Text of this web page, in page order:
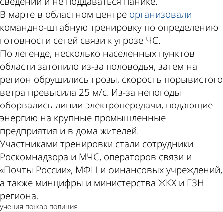
В марте в областном центре организовали
командно-штабную тренировку по определению
готовности сетей связи к угрозе ЧС.
По легенде, несколько населенных пунктов
области затопило из-за половодья, затем на
регион обрушились грозы, скорость порывистого
ветра превысила 25 м/с. Из-за непогоды
оборвались линии электропередачи, подающие
энергию на крупные промышленные
предприятия и в дома жителей.
Участниками тренировки стали сотрудники
Роскомнадзора и МЧС, операторов связи и
«Почты России», МФЦ и финансовых учреждений,
а также минцифры и министерства ЖКХ и ГЗН
региона.
учения пожар полиция